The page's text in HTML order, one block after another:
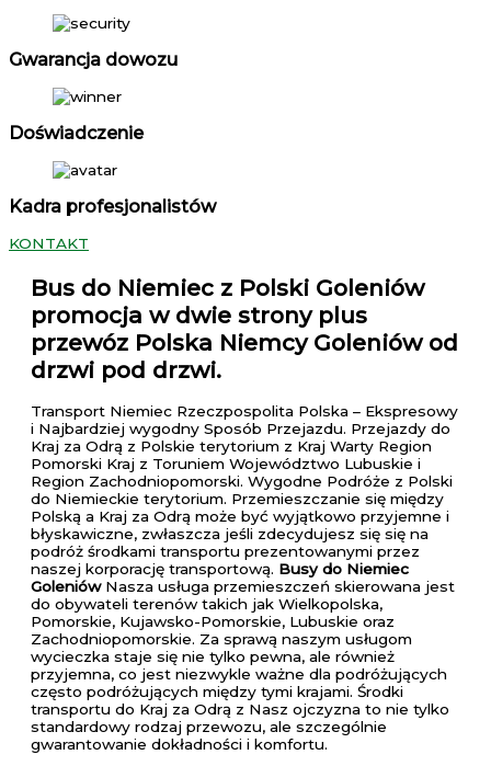
Gwarancja dowozu
Doświadczenie
Kadra profesjonalistów
KONTAKT
Bus do Niemiec z Polski Goleniów
promocja w dwie strony plus
przewóz Polska Niemcy Goleniów od
drzwi pod drzwi.
Transport Niemiec Rzeczpospolita Polska – Ekspresowy
i Najbardziej wygodny Sposób Przejazdu. Przejazdy do
Kraj za Odrą z Polskie terytorium z Kraj Warty Region
Pomorski Kraj z Toruniem Województwo Lubuskie i
Region Zachodniopomorski. Wygodne Podróże z Polski
do Niemieckie terytorium. Przemieszczanie się między
Polską a Kraj za Odrą może być wyjątkowo przyjemne i
błyskawiczne, zwłaszcza jeśli zdecydujesz się się na
podróż środkami transportu prezentowanymi przez
naszej korporację transportową. Busy do Niemiec
GoleniówNasza usługa przemieszczeń skierowana jest
do obywateli terenów takich jak Wielkopolska,
Pomorskie, Kujawsko-Pomorskie, Lubuskie oraz
Zachodniopomorskie. Za sprawą naszym usługom
wycieczka staje się nie tylko pewna, ale również
przyjemna, co jest niezwykle ważne dla podróżujących
często podróżujących między tymi krajami. Środki
transportu do Kraj za Odrą z Nasz ojczyzna to nie tylko
standardowy rodzaj przewozu, ale szczególnie
gwarantowanie dokładności i komfortu.